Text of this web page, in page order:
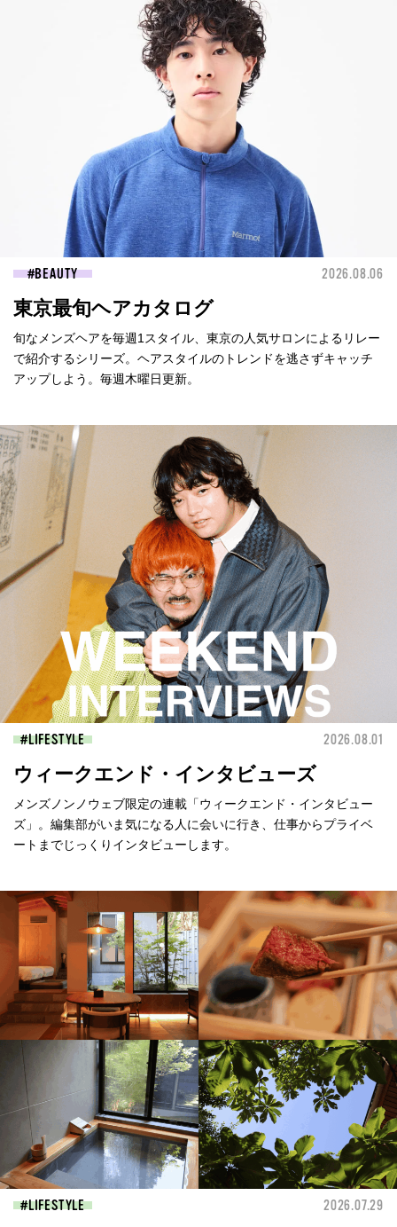
BEAUTY 2026.08.06
東京最旬ヘアカタログ
旬なメンズヘアを毎週1スタイル、東京の人気サロンによるリレー
で紹介するシリーズ。ヘアスタイルのトレンドを逃さずキャッチ
アップしよう。毎週木曜日更新。
LIFESTYLE 2026.08.01
ウィークエンド・インタビューズ
メンズノンノウェブ限定の連載「ウィークエンド・インタビュー
ズ」。編集部がいま気になる人に会いに行き、仕事からプライベ
ートまでじっくりインタビューします。
LIFESTYLE 2026.07.29